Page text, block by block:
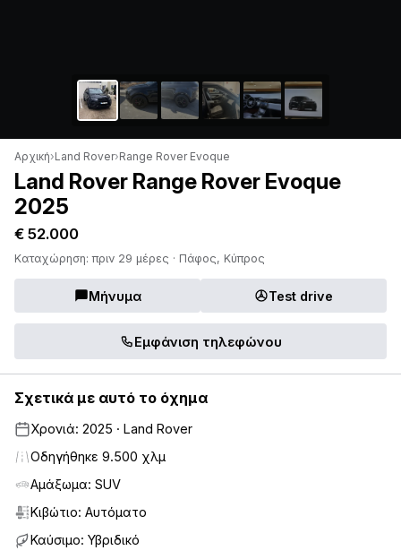
Αρχική›Land Rover›Range Rover Evoque
Land Rover Range Rover Evoque
2025
€ 52.000
Καταχώρηση: πριν 29 μέρες · Πάφος, Κύπρος
Μήνυμα Test drive
Εμφάνιση τηλεφώνου
Σχετικά με αυτό το όχημα
Χρονιά: 2025 · Land Rover
Οδηγήθηκε 9.500 χλμ
Αμάξωμα: SUV
Κιβώτιο: Αυτόματο
Καύσιμο: Υβριδικό